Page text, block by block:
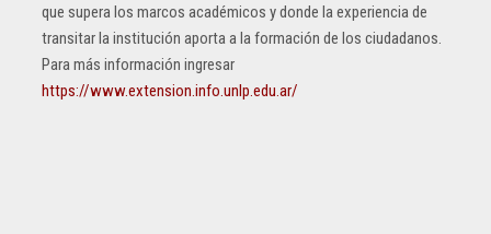
que supera los marcos académicos y donde la experiencia de
transitar la institución aporta a la formación de los ciudadanos.
Para más información ingresar
https://www.extension.info.unlp.edu.ar/